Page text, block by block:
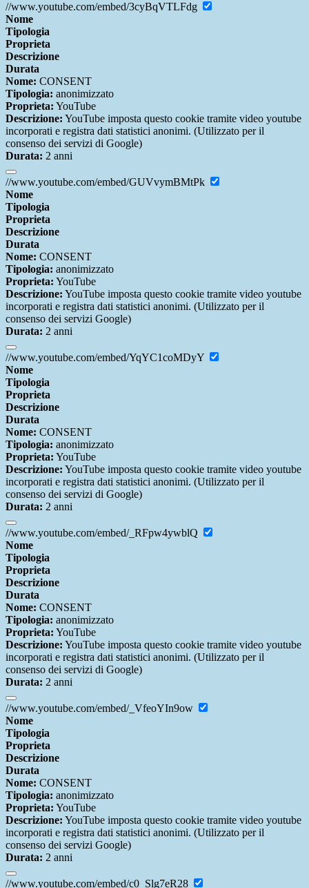
//www.youtube.com/embed/3cyBqVTLFdg
Nome
Tipologia
Proprieta
Descrizione
Durata
Nome: CONSENT
Tipologia: anonimizzato
Proprieta: YouTube
Descrizione: YouTube imposta questo cookie tramite video youtube
incorporati e registra dati statistici anonimi. (Utilizzato per il
consenso dei servizi di Google)
Durata: 2 anni
//www.youtube.com/embed/GUVvymBMtPk
Nome
Tipologia
Proprieta
Descrizione
Durata
Nome: CONSENT
Tipologia: anonimizzato
Proprieta: YouTube
Descrizione: YouTube imposta questo cookie tramite video youtube
incorporati e registra dati statistici anonimi. (Utilizzato per il
consenso dei servizi Google)
Durata: 2 anni
//www.youtube.com/embed/YqYC1coMDyY
Nome
Tipologia
Proprieta
Descrizione
Durata
Nome: CONSENT
Tipologia: anonimizzato
Proprieta: YouTube
Descrizione: YouTube imposta questo cookie tramite video youtube
incorporati e registra dati statistici anonimi. (Utilizzato per il
consenso dei servizi di Google)
Durata: 2 anni
//www.youtube.com/embed/_RFpw4ywblQ
Nome
Tipologia
Proprieta
Descrizione
Durata
Nome: CONSENT
Tipologia: anonimizzato
Proprieta: YouTube
Descrizione: YouTube imposta questo cookie tramite video youtube
incorporati e registra dati statistici anonimi. (Utilizzato per il
consenso dei servizi di Google)
Durata: 2 anni
//www.youtube.com/embed/_VfeoYIn9ow
Nome
Tipologia
Proprieta
Descrizione
Durata
Nome: CONSENT
Tipologia: anonimizzato
Proprieta: YouTube
Descrizione: YouTube imposta questo cookie tramite video youtube
incorporati e registra dati statistici anonimi. (Utilizzato per il
consenso dei servizi Google)
Durata: 2 anni
//www.youtube.com/embed/c0_Slg7eR28